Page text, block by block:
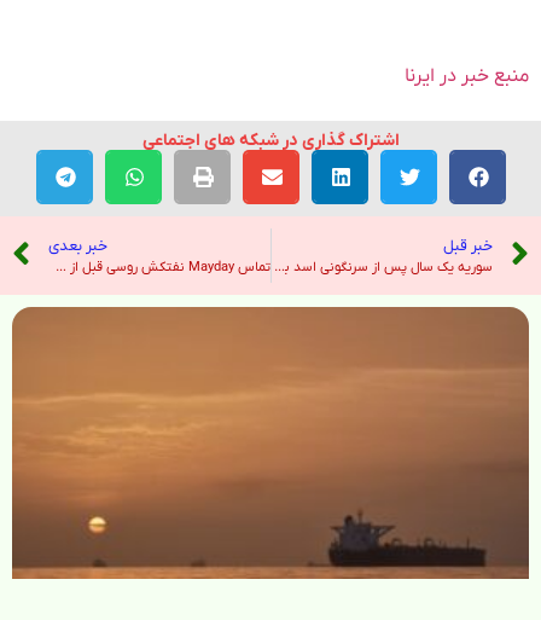
منبع خبر در ایرنا
اشتراک گذاری در شبکه های اجتماعی
خبر قبل
سوریه یک سال پس از سرنگونی اسد به سمت عدالت انتقالی می رود – نیویورک تایمز
خبر بعدی
تماس Mayday نفتکش روسی قبل از حمله هواپیمای بدون سرنشین اوکراینی، گفت که این Virat نیاز به کمک دارد – هندوستان امروز